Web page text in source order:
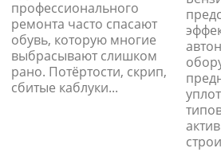
0
Оставить комментарий
Ваш адрес email не будет
Обязательные поля